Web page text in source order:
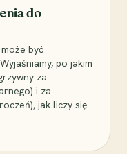
do
być
po jakim
za
i za
jak liczy się